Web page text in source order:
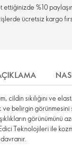
ettiğinizde %10
ücretsiz kargo
cildin sıkılığını ve
ve belirgin görünmesini
görünümünü
Teknolojileri ile